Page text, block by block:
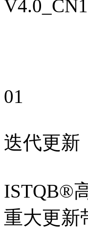
01
迭代更新
ISTQB®
重大更新